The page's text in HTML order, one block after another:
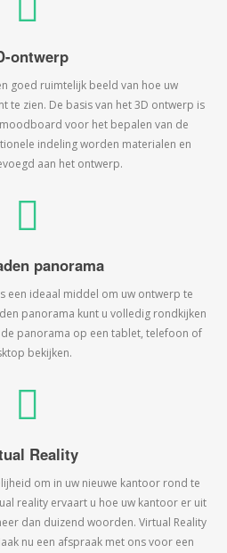
ontwerp
goed ruimtelijk beeld van hoe uw
te zien. De basis van het 3D ontwerp is
voor het bepalen van de
indeling worden materialen en
aan het ontwerp.
panorama
een ideaal middel om uw ontwerp te
panorama kunt u volledig rondkijken
panorama op een tablet, telefoon of
bekijken.
Reality
om in uw nieuwe kantoor rond te
reality ervaart u hoe uw kantoor er uit
dan duizend woorden. Virtual Reality
nu een afspraak met ons voor een